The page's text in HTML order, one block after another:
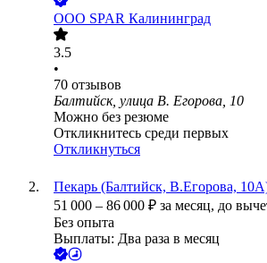
ООО SPAR Калининград
3.5
•
70 отзывов
Балтийск, улица В. Егорова, 10
Можно без резюме
Откликнитесь среди первых
Откликнуться
Пекарь (Балтийск, В.Егорова,
51 000 – 86 000 ₽ за месяц, до
Без опыта
Выплаты: Два раза в месяц